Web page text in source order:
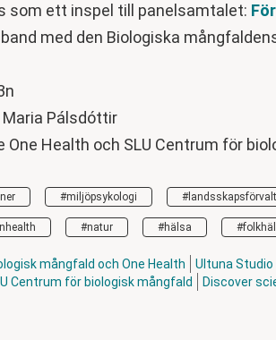
som ett inspel till panelsamtalet:
med den Biologiska
Maria Pálsdóttir
One Health och SLU Centrum för
#miljöpsykologi
#natur #hälsa
mångfald och One Health Ultuna Studio
Centrum för biologisk mångfald
Discover